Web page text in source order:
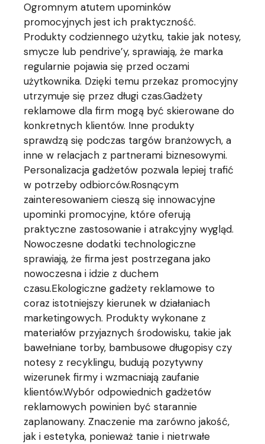
Ogromnym atutem upominków
promocyjnych jest ich praktyczność.
Produkty codziennego użytku, takie jak notesy,
smycze lub pendrive’y, sprawiają, że marka
regularnie pojawia się przed oczami
użytkownika. Dzięki temu przekaz promocyjny
utrzymuje się przez długi czas.Gadżety
reklamowe dla firm mogą być skierowane do
konkretnych klientów. Inne produkty
sprawdzą się podczas targów branżowych, a
inne w relacjach z partnerami biznesowymi.
Personalizacja gadżetów pozwala lepiej trafić
w potrzeby odbiorców.Rosnącym
zainteresowaniem cieszą się innowacyjne
upominki promocyjne, które oferują
praktyczne zastosowanie i atrakcyjny wygląd.
Nowoczesne dodatki technologiczne
sprawiają, że firma jest postrzegana jako
nowoczesna i idzie z duchem
czasu.Ekologiczne gadżety reklamowe to
coraz istotniejszy kierunek w działaniach
marketingowych. Produkty wykonane z
materiałów przyjaznych środowisku, takie jak
bawełniane torby, bambusowe długopisy czy
notesy z recyklingu, budują pozytywny
wizerunek firmy i wzmacniają zaufanie
klientów.Wybór odpowiednich gadżetów
reklamowych powinien być starannie
zaplanowany. Znaczenie ma zarówno jakość,
jak i estetyka, ponieważ tanie i nietrwałe